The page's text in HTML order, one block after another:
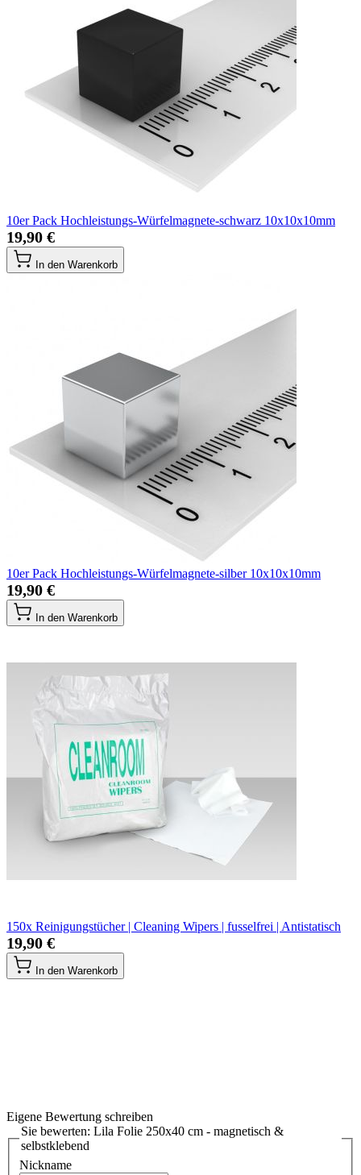
10er Pack Hochleistungs-Würfelmagnete-schwarz 10x10x10mm
19,90 €
In den Warenkorb
10er Pack Hochleistungs-Würfelmagnete-silber 10x10x10mm
19,90 €
In den Warenkorb
150x Reinigungstücher | Cleaning Wipers | fusselfrei | Antistatisch
19,90 €
In den Warenkorb
Eigene Bewertung schreiben
Sie bewerten: Lila Folie 250x40 cm - magnetisch &
selbstklebend
Nickname